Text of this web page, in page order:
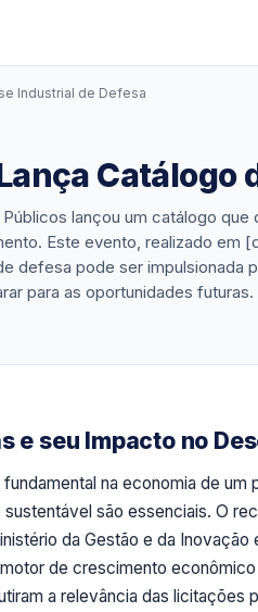
Industrial de Defesa
Catálogo
lançou um catálogo que
Este evento, realizado em
defesa pode ser impulsionada
para as oportunidades futuras.
e seu Impacto no
na economia de um
são essenciais. O
da Gestão e da Inovação
de crescimento
a relevância das licitações